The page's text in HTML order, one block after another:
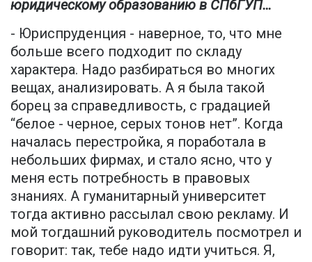
юридическому образованию в СПбГУП…
- Юриспруденция - наверное, то, что мне
больше всего подходит по складу
характера. Надо разбираться во многих
вещах, анализировать. А я была такой
борец за справедливость, с градацией
“белое - черное, серых тонов нет”. Когда
началась перестройка, я поработала в
небольших фирмах, и стало ясно, что у
меня есть потребность в правовых
знаниях. А гуманитарный университет
тогда активно рассылал свою рекламу. И
мой тогдашний руководитель посмотрел и
говорит: так, тебе надо идти учиться. Я,